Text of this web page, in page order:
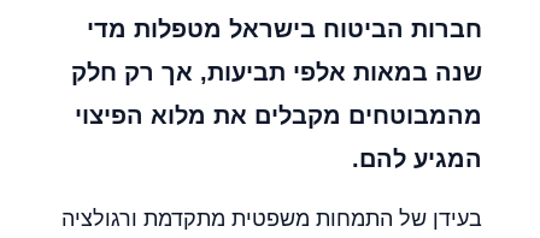
חברות הביטוח בישראל מטפלות מדי
שנה במאות אלפי תביעות, אך רק חלק
מהמבוטחים מקבלים את מלוא הפיצוי
המגיע להם.
בעידן של התמחות משפטית מתקדמת ורגולציה